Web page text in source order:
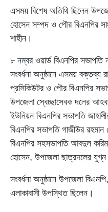
এসময় বিশেষ অতিথি ছিলেন
হোসেন সম্পদ ও পৌর বিএনপির
শাহীন।
৮ নম্বর ওয়ার্ড বিএনপির
সংবর্ধনা অনুষ্ঠানে এসময় বক্তব্য
প্রসিকিউটর ও পৌর বিএনপির
উপজেলা স্বেচ্ছাসেবক দলের
ইউনিয়ন বিএনপির সভাপতি
বিএনপির সভাপতি গাজীউর
বিএনপির সহসভাপতি আবদুল
হোসেন, উপজেলা ছাত্রদলের
সংবর্ধনা অনুষ্ঠানে উপজেলা
এলাকাবাসী উপস্থিত ছিলেন।